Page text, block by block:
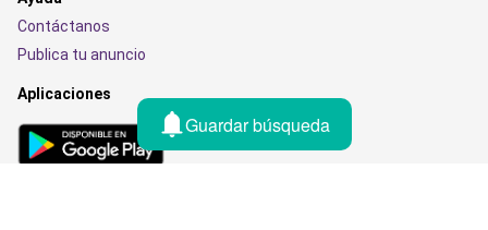
Guardar búsqueda
Contáctanos
Publica tu anuncio
Aplicaciones